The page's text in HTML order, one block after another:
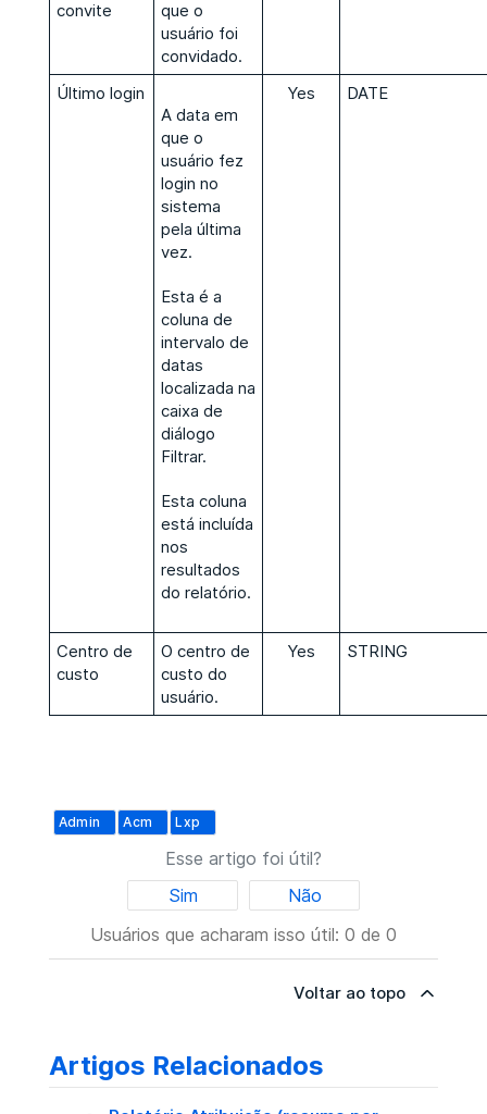
convite
que o
usuário foi
convidado.
Último login
A data em
que o
usuário fez
login no
sistema
pela última
vez.
Esta é a
coluna de
intervalo de
datas
localizada na
caixa de
diálogo
Filtrar.
Esta coluna
está incluída
nos
resultados
do relatório.
Yes DATE
Centro de
custo
O centro de
custo do
usuário.
Yes STRING
Admin Acm Lxp
Esse artigo foi útil?
Sim
Não
Usuários que acharam isso útil: 0 de 0
Voltar ao topo
Artigos Relacionados